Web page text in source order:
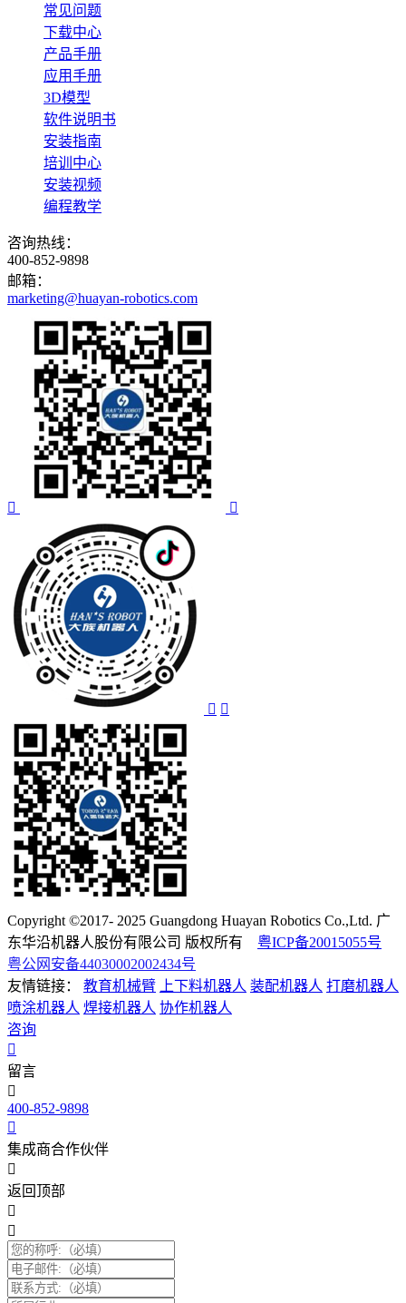
常见问题
下载中心
产品手册
应用手册
3D模型
软件说明书
安装指南
培训中心
安装视频
编程教学
咨询热线：
400-852-9898
邮箱：
marketing@huayan-robotics.com
Copyright ©2017- 2025 Guangdong Huayan Robotics Co.,Ltd. 广
东华沿机器人股份有限公司 版权所有 粤ICP备20015055号
粤公网安备44030002002434号
友情链接：
教育机械臂 上下料机器人 装配机器人 打磨机器人
喷涂机器人 焊接机器人 协作机器人
咨询
留言
400-852-9898
集成商合作伙伴
返回顶部